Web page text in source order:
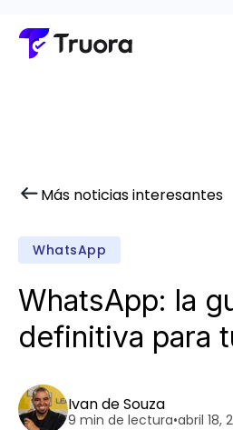
Más noticias interesantes
WhatsApp
WhatsApp: la
definitiva para
Ivan de Souza
9 min de lectura•abril 18,